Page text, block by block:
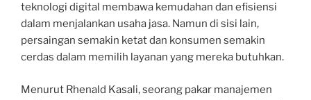
teknologi digital membawa kemudahan dan efisiensi
dalam menjalankan usaha jasa. Namun di sisi lain,
persaingan semakin ketat dan konsumen semakin
cerdas dalam memilih layanan yang mereka butuhkan.
Menurut Rhenald Kasali, seorang pakar manajemen